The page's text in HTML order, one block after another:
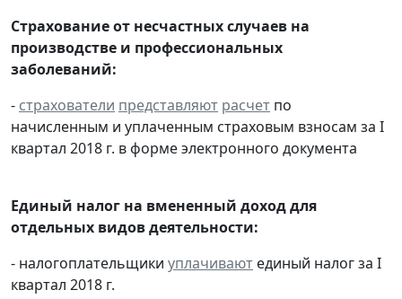
Страхование от несчастных случаев на
производстве и профессиональных
заболеваний:
- страхователи представляют расчет по
начисленным и уплаченным страховым взносам за I
квартал 2018 г. в форме электронного документа
Единый налог на вмененный доход для
отдельных видов деятельности:
- налогоплательщики уплачивают единый налог за I
квартал 2018 г.